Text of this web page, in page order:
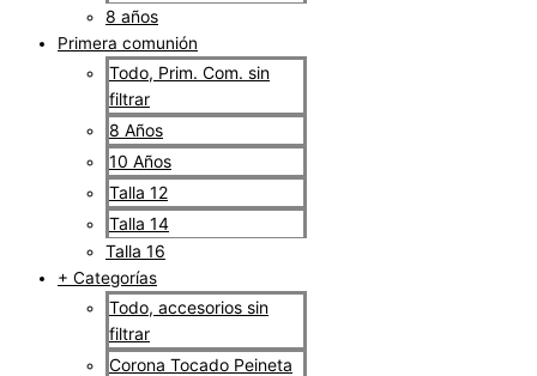
8 años
Primera comunión
Todo, Prim. Com. sin
filtrar
8 Años
10 Años
Talla 12
Talla 14
Talla 16
+ Categorías
Todo, accesorios sin
filtrar
Corona Tocado Peineta